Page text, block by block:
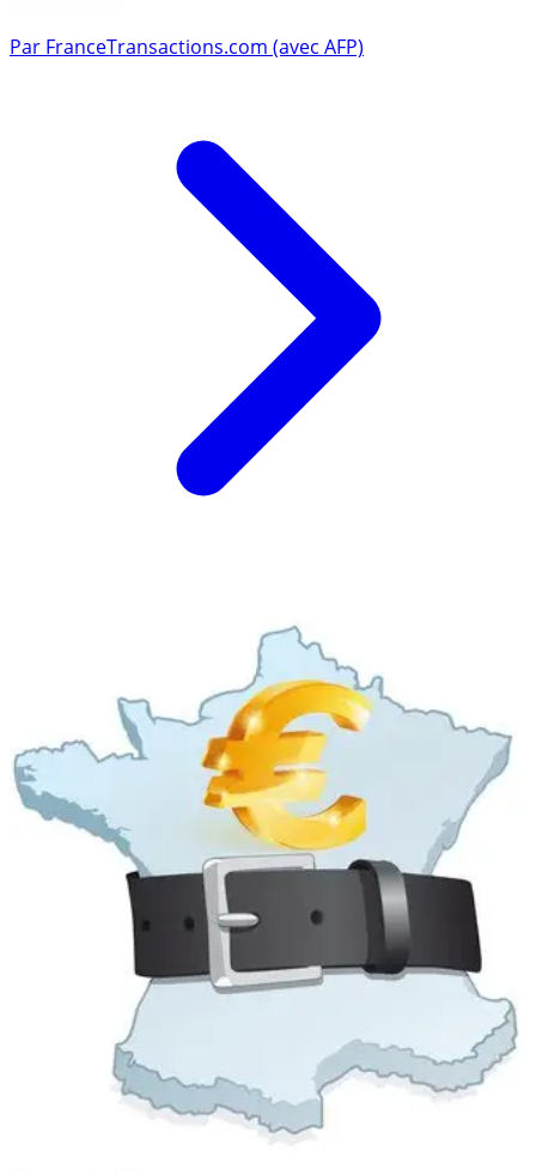
Par FranceTransactions.com (avec AFP)